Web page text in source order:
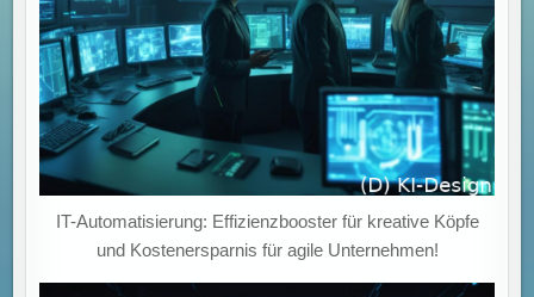
IT-Automatisierung: Effizienzbooster für kreative Köpfe
und Kostenersparnis für agile Unternehmen!